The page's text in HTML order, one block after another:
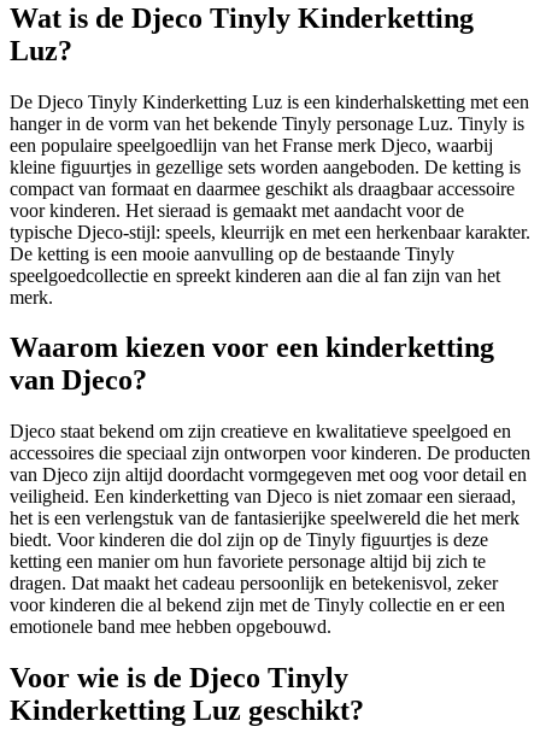
Wat is de Djeco Tinyly Kinderketting
Luz?
De Djeco Tinyly Kinderketting Luz is een kinderhalsketting met een
hanger in de vorm van het bekende Tinyly personage Luz. Tinyly is
een populaire speelgoedlijn van het Franse merk Djeco, waarbij
kleine figuurtjes in gezellige sets worden aangeboden. De ketting is
compact van formaat en daarmee geschikt als draagbaar accessoire
voor kinderen. Het sieraad is gemaakt met aandacht voor de
typische Djeco-stijl: speels, kleurrijk en met een herkenbaar karakter.
De ketting is een mooie aanvulling op de bestaande Tinyly
speelgoedcollectie en spreekt kinderen aan die al fan zijn van het
merk.
Waarom kiezen voor een kinderketting
van Djeco?
Djeco staat bekend om zijn creatieve en kwalitatieve speelgoed en
accessoires die speciaal zijn ontworpen voor kinderen. De producten
van Djeco zijn altijd doordacht vormgegeven met oog voor detail en
veiligheid. Een kinderketting van Djeco is niet zomaar een sieraad,
het is een verlengstuk van de fantasierijke speelwereld die het merk
biedt. Voor kinderen die dol zijn op de Tinyly figuurtjes is deze
ketting een manier om hun favoriete personage altijd bij zich te
dragen. Dat maakt het cadeau persoonlijk en betekenisvol, zeker
voor kinderen die al bekend zijn met de Tinyly collectie en er een
emotionele band mee hebben opgebouwd.
Voor wie is de Djeco Tinyly
Kinderketting Luz geschikt?